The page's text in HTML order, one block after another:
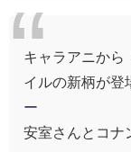
キャラアニから
イルの新柄が登
ー
安室さんとコナ